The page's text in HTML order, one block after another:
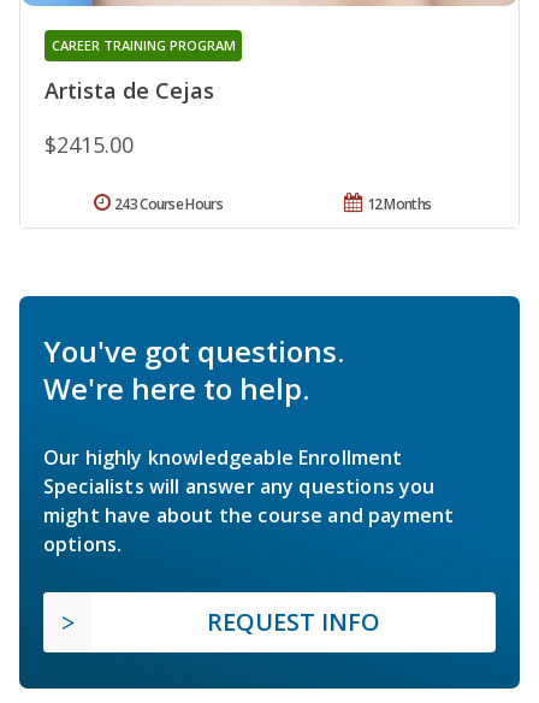
Artista de Cejas
CAREER TRAINING PROGRAM
$2415.00
12 Months
243 Course Hours
You've got questions.
We're here to help.
Our highly knowledgeable Enrollment
Specialists will answer any questions you
might have about the course and payment
options.
REQUEST INFO